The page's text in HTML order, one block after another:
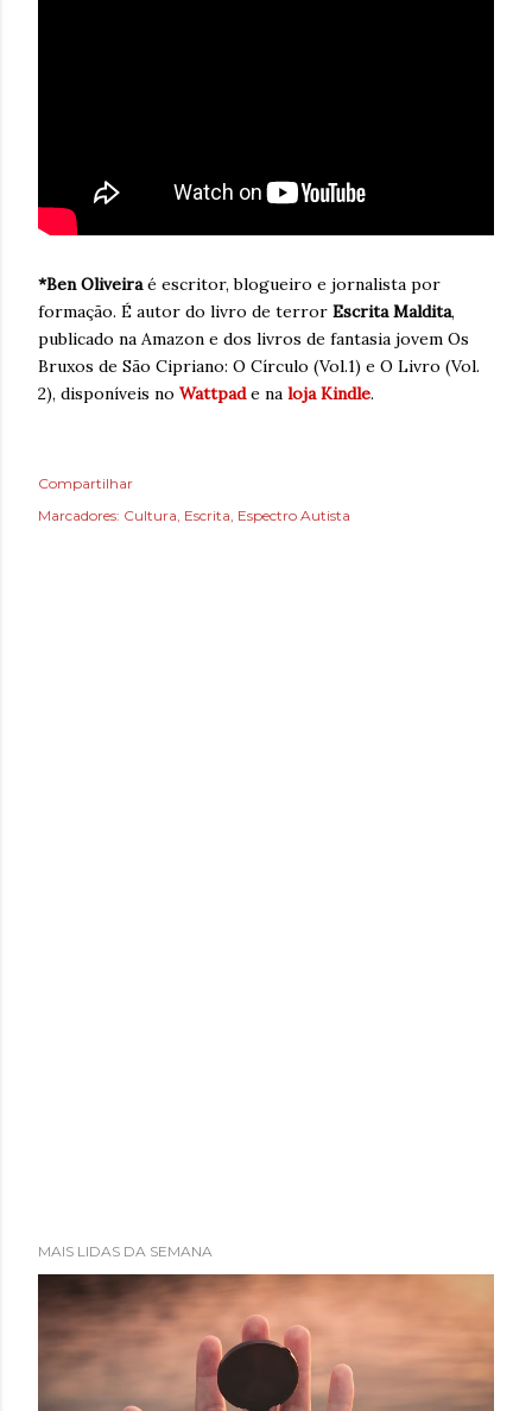
*Ben Oliveiraé escritor, blogueiro e jornalista por
formação. É autor do livro de terror Escrita Maldita,
publicado na Amazon e dos livros de fantasia jovem Os
Bruxos de São Cipriano: O Círculo (Vol.1) e O Livro (Vol.
2), disponíveis no Wattpade na loja Kindle.
Compartilhar
Marcadores: Cultura Escrita Espectro Autista
MAIS LIDAS DA SEMANA